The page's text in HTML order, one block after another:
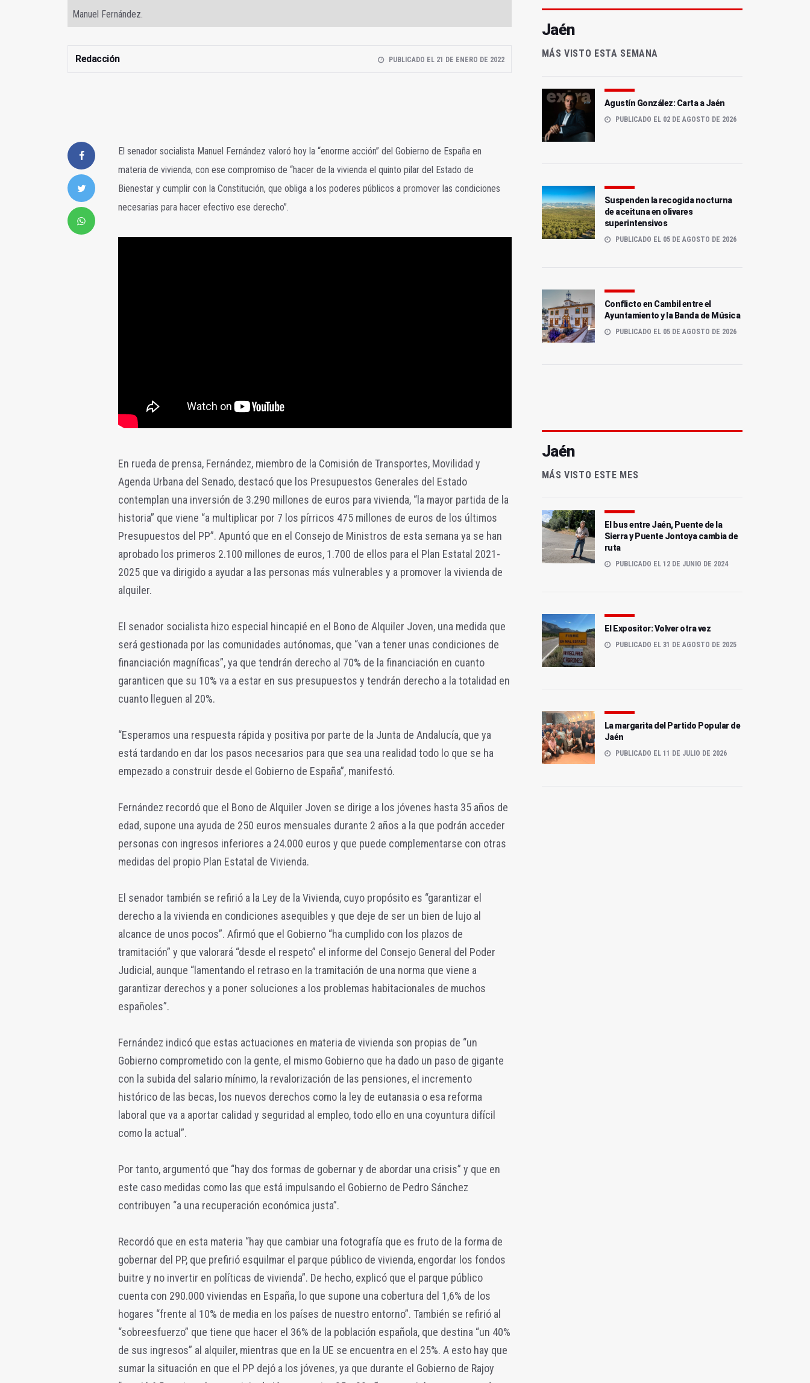
Manuel Fernández.
Redacción PUBLICADO EL 21 DE ENERO DE 2022
El senador socialista Manuel Fernández valoró hoy la “enorme acción” del Gobierno de España en
materia de vivienda, con ese compromiso de “hacer de la vivienda el quinto pilar del Estado de
Bienestar y cumplir con la Constitución, que obliga a los poderes públicos a promover las condiciones
necesarias para hacer efectivo ese derecho”.
En rueda de prensa, Fernández, miembro de la Comisión de Transportes, Movilidad y
Agenda Urbana del Senado, destacó que los Presupuestos Generales del Estado
contemplan una inversión de 3.290 millones de euros para vivienda, “la mayor partida de la
historia” que viene “a multiplicar por 7 los pírricos 475 millones de euros de los últimos
Presupuestos del PP”. Apuntó que en el Consejo de Ministros de esta semana ya se han
aprobado los primeros 2.100 millones de euros, 1.700 de ellos para el Plan Estatal 2021-
2025 que va dirigido a ayudar a las personas más vulnerables y a promover la vivienda de
alquiler.
El senador socialista hizo especial hincapié en el Bono de Alquiler Joven, una medida que
será gestionada por las comunidades autónomas, que “van a tener unas condiciones de
financiación magníficas”, ya que tendrán derecho al 70% de la financiación en cuanto
garanticen que su 10% va a estar en sus presupuestos y tendrán derecho a la totalidad en
cuanto lleguen al 20%.
“Esperamos una respuesta rápida y positiva por parte de la Junta de Andalucía, que ya
está tardando en dar los pasos necesarios para que sea una realidad todo lo que se ha
empezado a construir desde el Gobierno de España”, manifestó.
Fernández recordó que el Bono de Alquiler Joven se dirige a los jóvenes hasta 35 años de
edad, supone una ayuda de 250 euros mensuales durante 2 años a la que podrán acceder
personas con ingresos inferiores a 24.000 euros y que puede complementarse con otras
medidas del propio Plan Estatal de Vivienda.
El senador también se refirió a la Ley de la Vivienda, cuyo propósito es “garantizar el
derecho a la vivienda en condiciones asequibles y que deje de ser un bien de lujo al
alcance de unos pocos”. Afirmó que el Gobierno “ha cumplido con los plazos de
tramitación” y que valorará “desde el respeto” el informe del Consejo General del Poder
Judicial, aunque “lamentando el retraso en la tramitación de una norma que viene a
garantizar derechos y a poner soluciones a los problemas habitacionales de muchos
españoles”.
Fernández indicó que estas actuaciones en materia de vivienda son propias de “un
Gobierno comprometido con la gente, el mismo Gobierno que ha dado un paso de gigante
con la subida del salario mínimo, la revalorización de las pensiones, el incremento
histórico de las becas, los nuevos derechos como la ley de eutanasia o esa reforma
laboral que va a aportar calidad y seguridad al empleo, todo ello en una coyuntura difícil
como la actual”.
Por tanto, argumentó que “hay dos formas de gobernar y de abordar una crisis” y que en
este caso medidas como las que está impulsando el Gobierno de Pedro Sánchez
contribuyen “a una recuperación económica justa”.
Recordó que en esta materia “hay que cambiar una fotografía que es fruto de la forma de
gobernar del PP, que prefirió esquilmar el parque público de vivienda, engordar los fondos
buitre y no invertir en políticas de vivienda”. De hecho, explicó que el parque público
cuenta con 290.000 viviendas en España, lo que supone una cobertura del 1,6% de los
hogares “frente al 10% de media en los países de nuestro entorno”. También se refirió al
“sobreesfuerzo” que tiene que hacer el 36% de la población española, que destina “un 40%
de sus ingresos” al alquiler, mientras que en la UE se encuentra en el 25%. A esto hay que
sumar la situación en que el PP dejó a los jóvenes, ya que durante el Gobierno de Rajoy
Jaén
MÁS VISTO ESTA SEMANA
Agustín González: Carta a Jaén
PUBLICADO EL 02 DE AGOSTO DE 2026
Suspenden la recogida nocturna
de aceituna en olivares
superintensivos
PUBLICADO EL 05 DE AGOSTO DE 2026
Conflicto en Cambil entre el
Ayuntamiento y la Banda de Música
PUBLICADO EL 05 DE AGOSTO DE 2026
Jaén
MÁS VISTO ESTE MES
El bus entre Jaén, Puente de la
Sierra y Puente Jontoya cambia de
ruta
PUBLICADO EL 12 DE JUNIO DE 2024
El Expositor: Volver otra vez
PUBLICADO EL 31 DE AGOSTO DE 2025
La margarita del Partido Popular de
Jaén
PUBLICADO EL 11 DE JULIO DE 2026